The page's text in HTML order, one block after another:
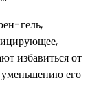
гель,
избавиться от
его